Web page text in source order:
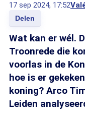
17 sep 2024, 17:52
Delen
Wat kan er wél.
Troonrede die
voorlas in de
hoe is er
koning? Arco
Leiden